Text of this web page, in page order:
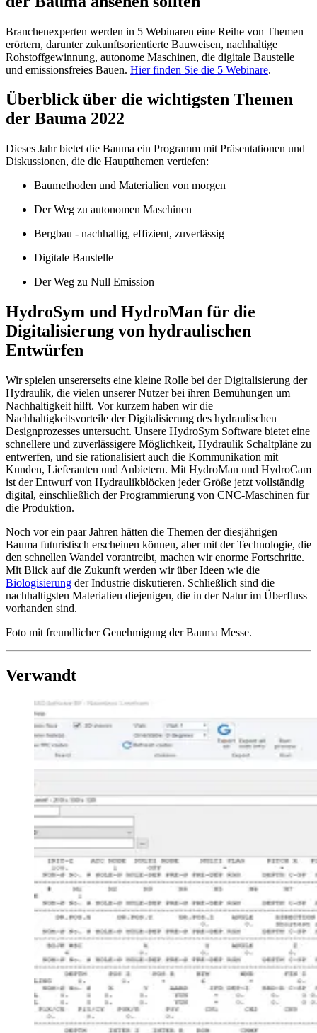
Branchenexperten werden in 5 Webinaren eine Reihe von Themen
erörtern, darunter zukunftsorientierte Bauweisen, nachhaltige
Rohstoffgewinnung, autonome Maschinen, die digitale Baustelle
und emissionsfreies Bauen. Hier finden Sie die 5 Webinare.
Überblick über die wichtigsten Themen
der Bauma 2022
Dieses Jahr bietet die Bauma ein Programm mit Präsentationen und
Diskussionen, die die Hauptthemen vertiefen:
Baumethoden und Materialien von morgen
Der Weg zu autonomen Maschinen
Bergbau - nachhaltig, effizient, zuverlässig
Digitale Baustelle
Der Weg zu Null Emission
HydroSym und HydroMan für die
Digitalisierung von hydraulischen
Entwürfen
Wir spielen unsererseits eine kleine Rolle bei der Digitalisierung der
Hydraulik, die vielen unserer Nutzer bei ihren Bemühungen um
Nachhaltigkeit hilft. Vor kurzem haben wir die
Nachhaltigkeitsvorteile der Digitalisierung des hydraulischen
Designprozesses untersucht. Unsere HydroSym Software bietet eine
schnellere und zuverlässigere Möglichkeit, Hydraulik Schaltpläne zu
entwerfen, und sie rationalisiert auch die Kommunikation mit
Kunden, Lieferanten und Anbietern. Mit HydroMan und HydroCam
ist der Entwurf von Hydraulikblöcken jeder Größe jetzt vollständig
digital, einschließlich der Programmierung von CNC-Maschinen für
die Produktion.
Noch vor ein paar Jahren hätten die Themen der diesjährigen
Bauma futuristisch erscheinen können, aber mit der Technologie, die
den schnellen Wandel vorantreibt, machen wir enorme Fortschritte.
Mit Blick auf die Zukunft werden wir über Ideen wie die
Biologisierung der Industrie diskutieren. Schließlich sind die
nachhaltigsten Materialien diejenigen, die in der Natur im Überfluss
vorhanden sind.
Foto mit freundlicher Genehmigung der Bauma Messe.
Verwandt